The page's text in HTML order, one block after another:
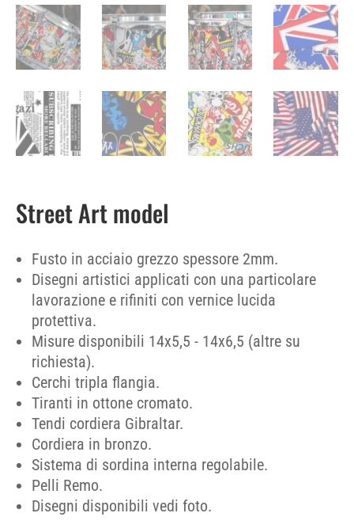
Street Art model
Fusto in acciaio grezzo spessore 2mm.
Disegni artistici applicati con una particolare
lavorazione e rifiniti con vernice lucida
protettiva.
Misure disponibili 14x5,5 - 14x6,5 (altre su
richiesta).
Cerchi tripla flangia.
Tiranti in ottone cromato.
Tendi cordiera Gibraltar.
Cordiera in bronzo.
Sistema di sordina interna regolabile.
Pelli Remo.
Disegni disponibili vedi foto.